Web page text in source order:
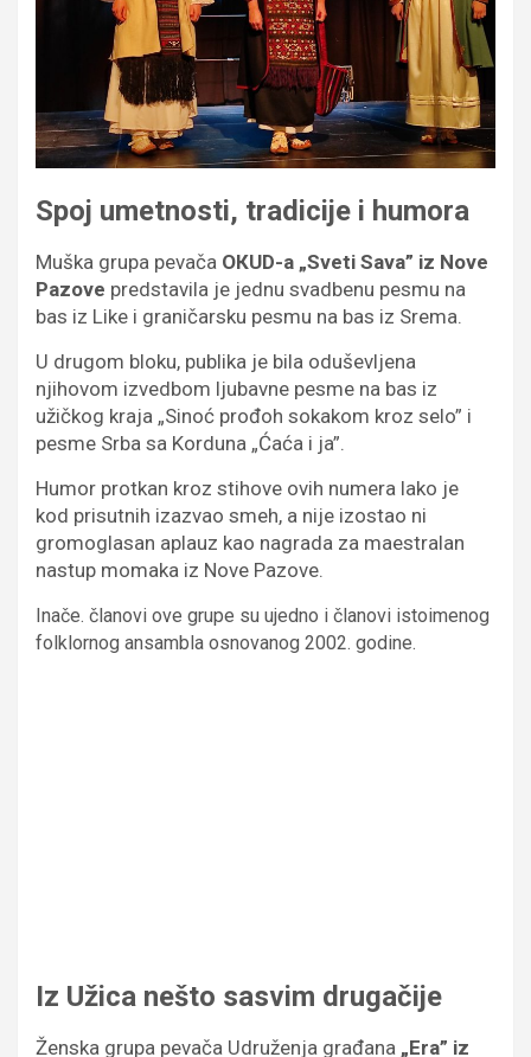
Spoj umetnosti, tradicije i humora
Muška grupa pevača OКUD-a „Sveti Sava” iz Nove
Pazove predstavila je jednu svadbenu pesmu na
bas iz Like i graničarsku pesmu na bas iz Srema.
U drugom bloku, publika je bila oduševljena
njihovom izvedbom ljubavne pesme na bas iz
užičkog kraja „Sinoć prođoh sokakom kroz selo” i
pesme Srba sa Korduna „Ćaća i ja”.
Humor protkan kroz stihove ovih numera lako je
kod prisutnih izazvao smeh, a nije izostao ni
gromoglasan aplauz kao nagrada za maestralan
nastup momaka iz Nove Pazove.
Inače. članovi ove grupe su ujedno i članovi istoimenog
folklornog ansambla osnovanog 2002. godine.
Iz Užica nešto sasvim drugačije
Ženska grupa pevača Udruženja građana „Era” iz